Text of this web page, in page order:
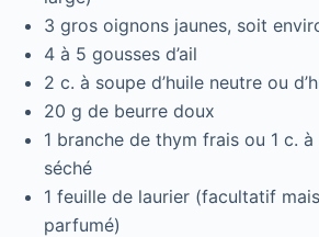
3 gros oignons jaunes, soit
4 à 5 gousses d’ail
2 c. à soupe d’huile neutre ou
20 g de beurre doux
1 branche de thym frais ou 1 c.
séché
1 feuille de laurier (facultatif
parfumé)